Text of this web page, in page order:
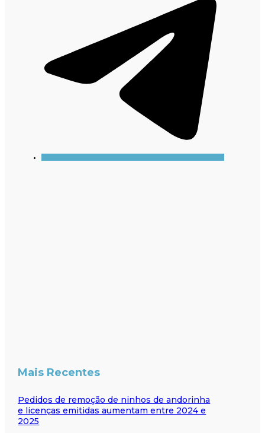
Mais Recentes
Pedidos de remoção de ninhos de andorinha
e licenças emitidas aumentam entre 2024 e
2025